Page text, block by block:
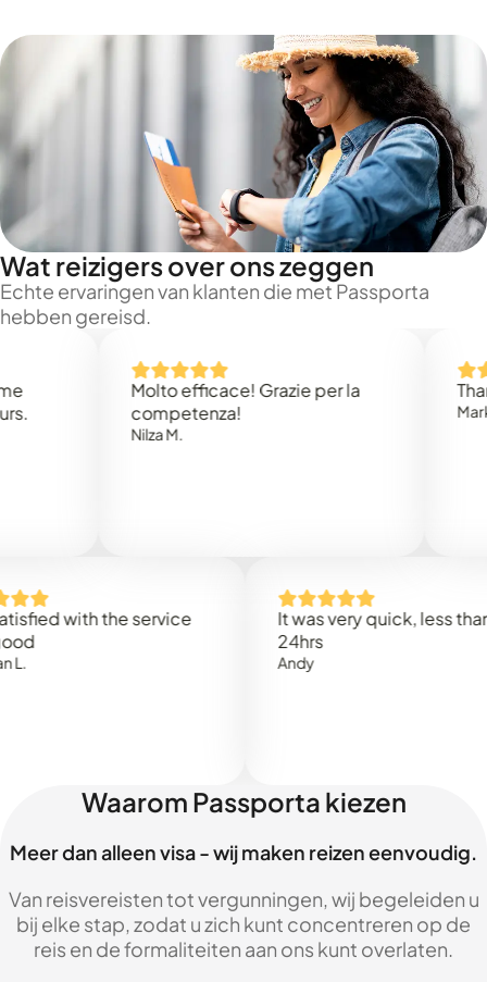
Wat reizigers over ons zeggen
Echte ervaringen van klanten die met Passporta
hebben gereisd.
Molto efficace! Grazie per la
competenza!
Thank
Mark N.
with the service
It was very quick, less than
Waarom Passporta kiezen
Meer dan alleen visa - wij maken reizen eenvoudig.
Van reisvereisten tot vergunningen, wij begeleiden u
bij elke stap, zodat u zich kunt concentreren op de
reis en de formaliteiten aan ons kunt overlaten.